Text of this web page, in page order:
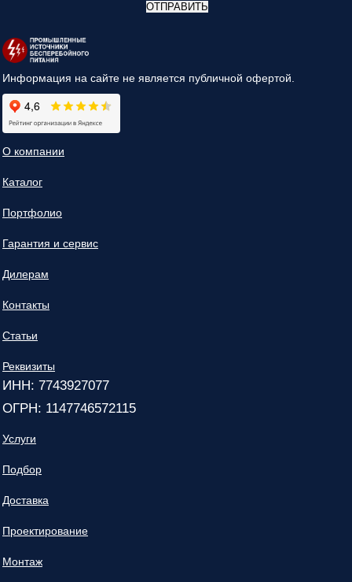
ОТПРАВИТЬ
Информация на сайте не является публичной офертой.
О компании
Каталог
Портфолио
Гарантия и сервис
Дилерам
Контакты
Статьи
Реквизиты
ИНН: 7743927077
ОГРН: 1147746572115
Услуги
Подбор
Доставка
Проектирование
Монтаж